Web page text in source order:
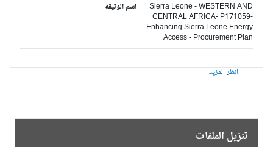
اسم الوثيقة
Sierra Leone - WESTERN AND
CENTRAL AFRICA- P171059-
Enhancing Sierra Leone Energy
Access - Procurement Plan
انظر المزيد
تنزيل الملفات